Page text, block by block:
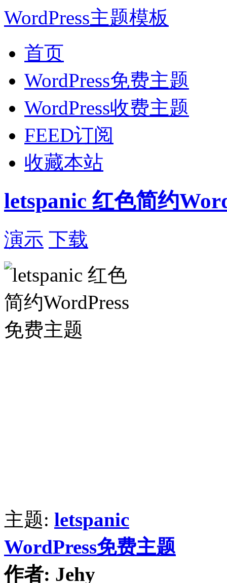
WordPress主题模板
首页
WordPress免费主题
WordPress收费主题
FEED订阅
收藏本站
letspanic 红色简约
演示 下载
主题: letspanic
WordPress免费主题
作者: Jehy